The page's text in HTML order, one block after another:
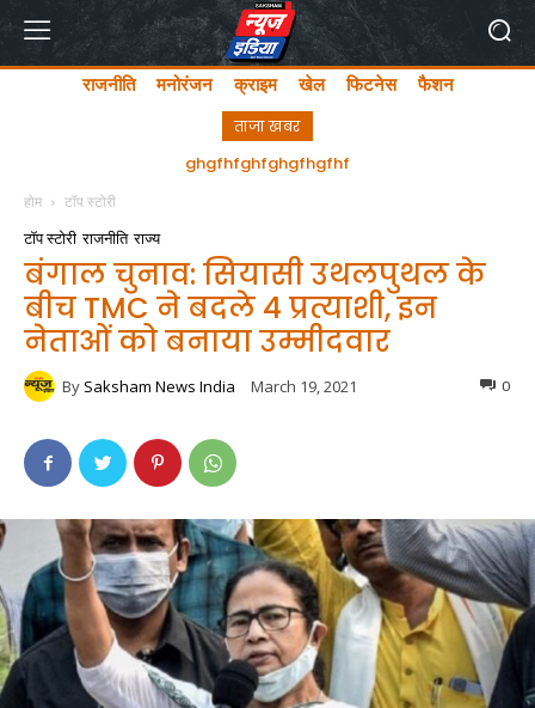
राजनीति मनोरंजन क्राइम खेल फिटनेस फैशन
ताजा खबर
अयोध्या में लता मंगेशकर चौक का सीएम योगी ने किया उद्घाटन
होम टॉप स्टोरी
टॉप स्टोरी राजनीति राज्य
बंगाल चुनाव: सियासी उथलपुथल के
बीच TMC ने बदले 4 प्रत्याशी, इन
नेताओं को बनाया उम्मीदवार
By Saksham News India March 19, 2021 0